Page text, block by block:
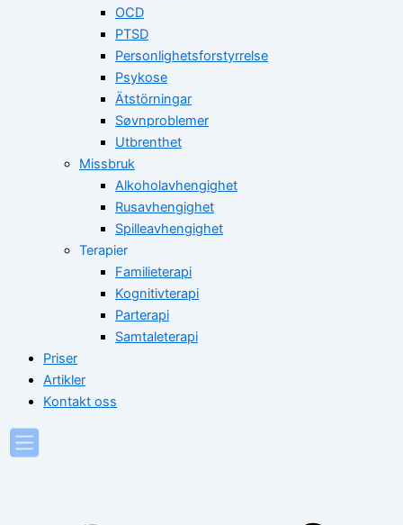
OCD
PTSD
Personlighetsforstyrrelse
Psykose
Ätstörningar
Søvnproblemer
Utbrenthet
Missbruk
Alkoholavhengighet
Rusavhengighet
Spilleavhengighet
Terapier
Familieterapi
Kognitivterapi
Parterapi
Samtaleterapi
Priser
Artikler
Kontakt oss